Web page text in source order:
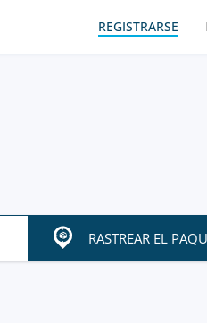
REGISTRARSE
RASTREAR EL